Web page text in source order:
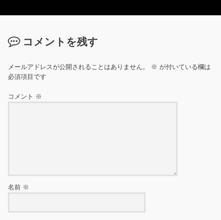
コメントを残す
メールアドレスが公開されることはありません。 ※ が付いている欄は
必須項目です
コメント ※
名前 ※